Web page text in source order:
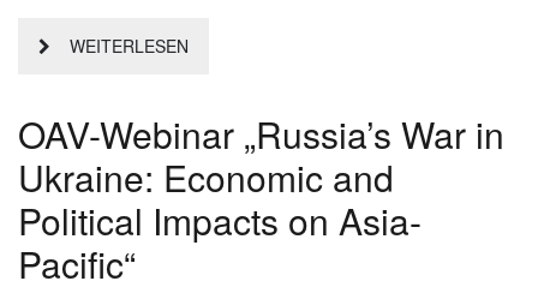
WEITERLESEN
OAV-Webinar „Russia’s War in
Ukraine: Economic and
Political Impacts on Asia-
Pacific“